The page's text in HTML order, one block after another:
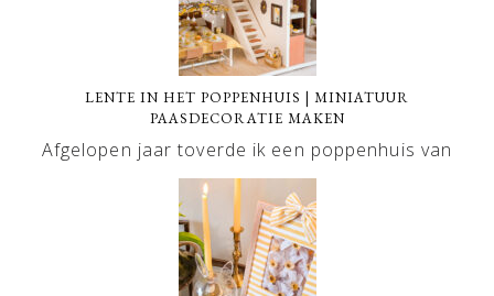
LENTE IN HET POPPENHUIS | MINIATUUR
PAASDECORATIE MAKEN
Afgelopen jaar toverde ik een poppenhuis van